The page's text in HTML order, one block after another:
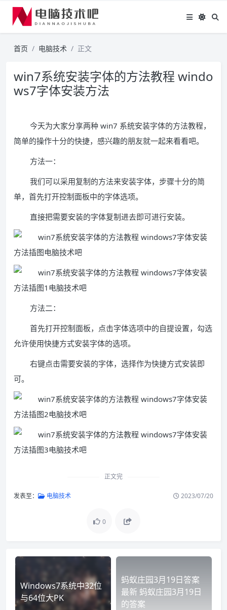
首页 电脑技术 正文
win7系统安装字体的方法教程 windo
ws7字体安装方法
今天为大家分享两种 win7 系统安装字体的方法教程，
简单的操作十分的快捷，感兴趣的朋友就一起来看看吧。
方法一：
我们可以采用复制的方法来安装字体，步骤十分的简
单，首先打开控制面板中的字体选项。
直接把需要安装的字体复制进去即可进行安装。
方法二：
首先打开控制面板，点击字体选项中的自提设置，勾选
允许使用快捷方式安装字体的选项。
右键点击需要安装的字体，选择作为快捷方式安装即
可。
正文完
发表至： 电脑技术 2023/07/20
0
Windows7系统中32位
与64位大PK
蚂蚁庄园3月19日答案
最新 蚂蚁庄园3月19日
的答案